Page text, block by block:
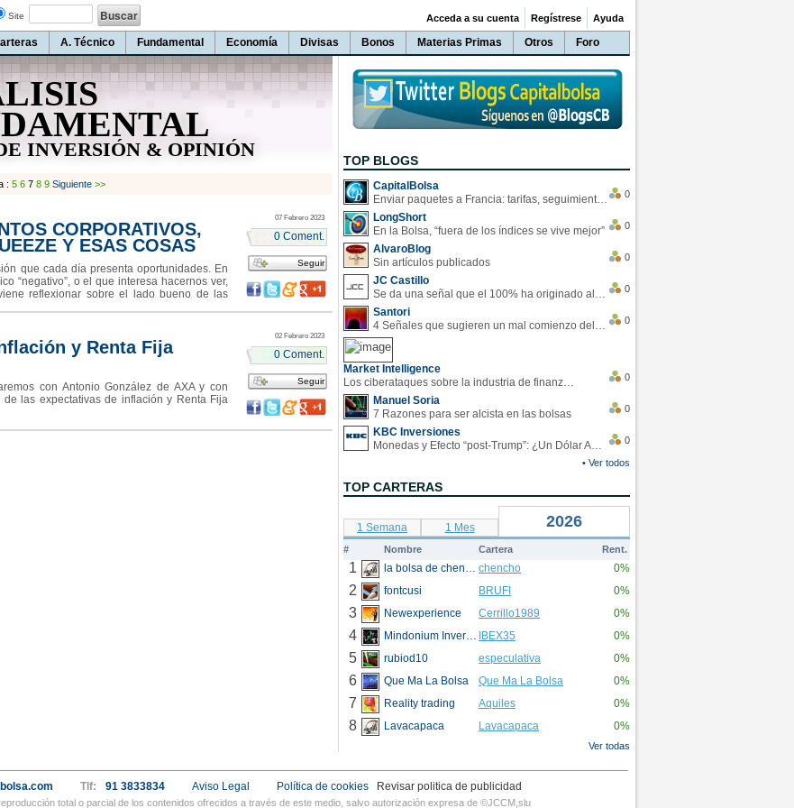
Site
A. Técnico Fundamental Economía Divisas Bonos Materias Primas Otros Foro
Acceda a su cuenta Regístrese Ayuda
INVERSIÓN & OPINIÓN
: 5 6 7 8 9 Siguiente >>
CORPORATIVOS,
Y ESAS COSAS
que cada día presenta oportunidades. En
“negativo”, o el que interesa hacernos ver,
reflexionar sobre el lado bueno de las
07 Febrero 2023
0 Coment.
Seguir
y Renta Fija
con Antonio González de AXA y con
las expectativas de inflación y Renta Fija
02 Febrero 2023
0 Coment.
Seguir
TOP BLOGS
CapitalBolsa
Enviar paquetes a Francia: tarifas, seguimiento y ventajas destacadas
0
LongShort
En la Bolsa, “fuera de los índices se vive mejor”
0
AlvaroBlog
Sin artículos publicados
0
JC Castillo
Se da una señal que el 100% ha originado alzas en las bolsas
0
Santori
4 Señales que sugieren un mal comienzo del 3T de la economía EEUU
0
Market Intelligence
Los ciberataques sobre la industria de finanzas se han duplicado este año
0
Manuel Soria
7 Razones para ser alcista en las bolsas
0
KBC Inversiones
Monedas y Efecto “post-Trump”: ¿Un Dólar Americano operando en rangos?
0
• Ver todos
TOP CARTERAS
1 Semana 1 Mes 2026
# Nombre Cartera Rent.
1 la bolsa de chencho chencho 0%
2 fontcusi BRUFI 0%
3 Newexperience Cerrillo1989 0%
4 Mindonium Inversions IBEX35 0%
5 rubiod10 especulativa 0%
6 Que Ma La Bolsa Que Ma La Bolsa 0%
7 Reality trading Aquiles 0%
8 Lavacapaca Lavacapaca 0%
Ver todas
Tlf: 91 3833834 Aviso Legal Revisar politica de publicidad
Política de cookies
total o parcial de los contenidos ofrecidos a través de este medio, salvo autorización expresa de ©JCCM,slu